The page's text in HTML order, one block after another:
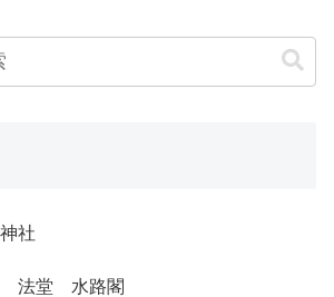
社
堂 水路閣